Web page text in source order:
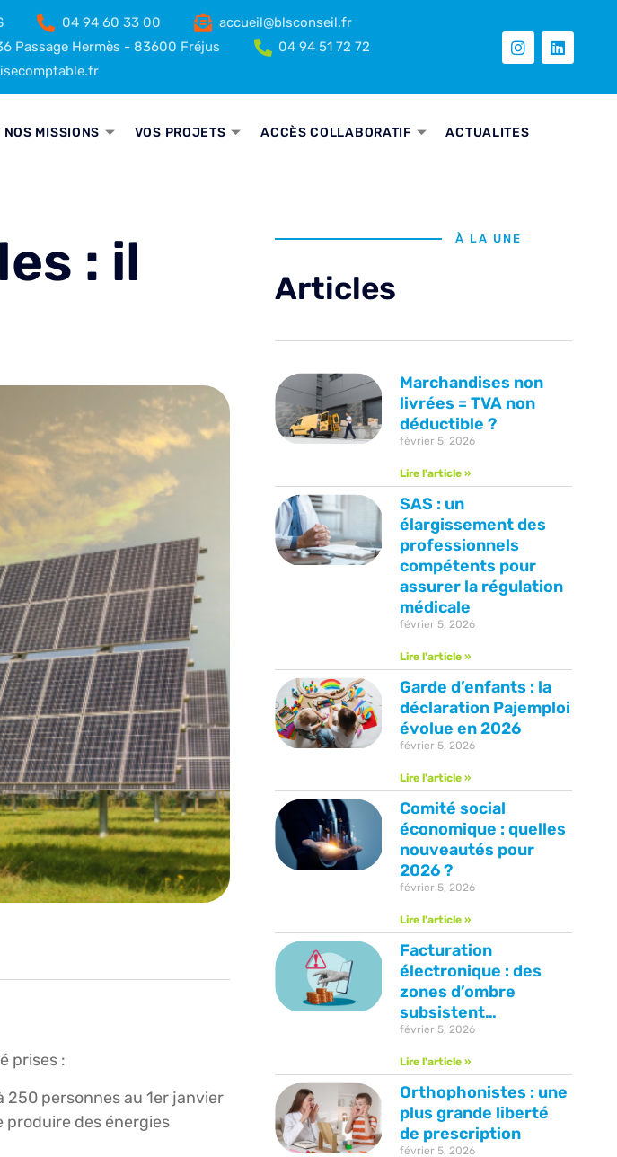
04 94 60 33 00
accueil@blsconseil.fr
Passage Hermès - 83600 Fréjus
04 94 51 72 72
NOS MISSIONS VOS PROJETS ACCÈS COLLABORATIF
ACTUALITES
: il
prises :
250 personnes au 1er janvier
produire des énergies
À LA UNE
Articles
Marchandises non
livrées = TVA non
déductible ?
février 5, 2026
Lire l'article »
SAS : un
élargissement des
professionnels
compétents pour
assurer la régulation
médicale
février 5, 2026
Lire l'article »
Garde d’enfants : la
déclaration Pajemploi
évolue en 2026
février 5, 2026
Lire l'article »
Comité social
économique : quelles
nouveautés pour
2026 ?
février 5, 2026
Lire l'article »
Facturation
électronique : des
zones d’ombre
subsistent…
février 5, 2026
Lire l'article »
Orthophonistes : une
plus grande liberté
de prescription
février 5, 2026